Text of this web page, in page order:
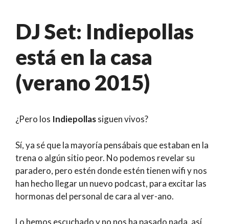
DJ Set: Indiepollas
está en la casa
(verano 2015)
¿Pero los Indiepollassiguen vivos?
Sí, ya sé que la mayoría pensábais que estaban en la
trena o algún sitio peor. No podemos revelar su
paradero, pero estén donde estén tienen wifi y nos
han hecho llegar un nuevo podcast, para excitar las
hormonas del personal de cara al ver-ano.
Lo hemos escuchado y no nos ha pasado nada, así